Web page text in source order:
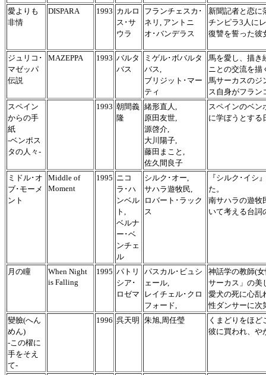
愛よりも
非情
DISPARA 1993 カルロ
ス･サ
ウラ
フランチェスカ･
ネリ, アントニ
オ･バンデラス
新聞記者と恋に
チンピラ3人に
復讐を誓った彼
ジュリコ･
マゼッパ
伝説
MAZEPPA 1993 バルタ
バス
ミゲル･ボバルタ
バス,
ブリジット･マー
ティ
馬を愛し、描き
ニとの交流を描
馬サーカスのジ
ス自身がフラン
スペイン
からの手
紙
-ベンポス
タの人々-
1993 朝間義
隆
緒形直人,
原田友世,
源啓介,
大川陽子,
藤田まこと,
佐久間良子
スペインのベン
に学ぼうとする
ミドル･オ
ブ･モーメ
ント
Middle of
Moment
1995 ニコ
ラ･ハ
ンベル
ト,
ベルナ
ー･ベ
ンチェ
ル
シルク･オー,
サハラ遊牧民,
ロバート･ラック
ス
『シルク･イシ
た。
南サハラの遊牧
いて考える台詞
月の瞳
When Night
is Falling
1995 パトリ
シア･
ロゼマ
パスカル･ビュシ
ェール,
レイチェル･クロ
フォード,
神話学の教師(
サーカス」の美
愛犬の死に心乱
性ダンサーに次
變臉(へん
めん)
-この櫂に
手をそえ
て-
1996 呉天明 朱旭,周任瑩
くまどりをほ
彼に買われ、や